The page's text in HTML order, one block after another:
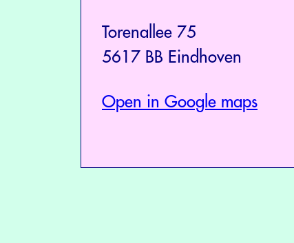
Torenallee 75
5617 BB Eindhoven
Open in Google maps